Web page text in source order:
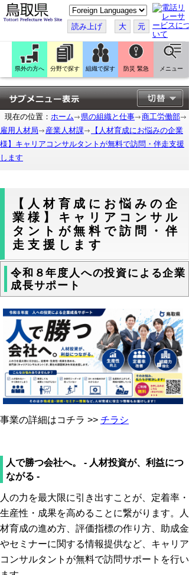
こ
の
ペ
ー
ジ
翻
訳
す
る
読み上げ 大 元
県外の方へ 分野で探す 組織で探す 防災 緊急 メニュー
現在の位置： ホーム 県の組織と仕事
商工労働部
雇用人材局
産業人材課
【人材育成にお悩みの企業
様】キャリアコンサルタントが無料で訪問・伴走支援
します
【人材育成にお悩みの企
業様】キャリアコンサル
タントが無料で訪問・伴
走支援します
令和８年度人への投資による企業
成長サポート
事業の詳細はコチラ >> チラシ
人で勝つ会社へ。 - 人材投資が、利益につ
ながる -
人の力を最大限に引き出すことが、定着率・
生産性・成果を高めることに繋がります。
人
材育成の進め方、評価指標の作り方、助成金
やセミナーに関する情報提供など、キャリア
コンサルタントが無料で訪問サポートを行い